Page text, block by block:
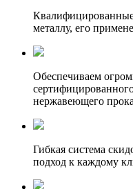
металлу, его
Обеспечиваем
нержавеющего
Гибкая система
подход к каждому